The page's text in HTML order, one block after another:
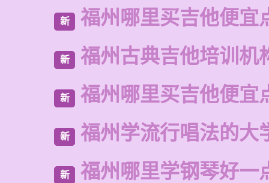
新 福州哪里买吉他便宜
新 福州古典吉他培训机
新 福州哪里买吉他便宜
新 福州学流行唱法的大
新 福州哪里学钢琴好一